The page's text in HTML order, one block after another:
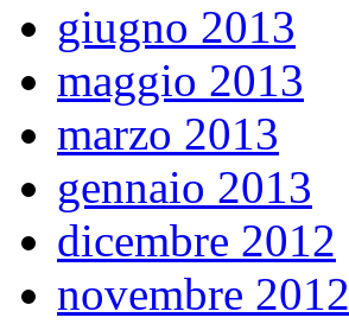
giugno 2013
maggio 2013
marzo 2013
gennaio 2013
dicembre 2012
novembre 2012